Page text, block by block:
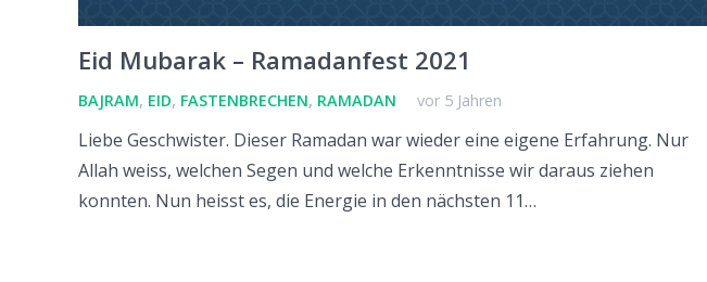
Eid Mubarak – Ramadanfest 2021
BAJRAM, EID, FASTENBRECHEN, RAMADAN vor 5 Jahren
Liebe Geschwister. Dieser Ramadan war wieder eine eigene Erfahrung. Nur
Allah weiss, welchen Segen und welche Erkenntnisse wir daraus ziehen
konnten. Nun heisst es, die Energie in den nächsten 11…